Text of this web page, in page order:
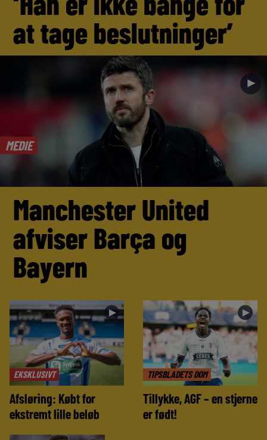
at tage beslutninger’
MEDIE
►
Manchester United
afviser Barça og
Bayern
EKSKLUSIVT
►
Afsløring: Købt for
ekstremt lille beløb
TIPSBLADETS DOM
►
Tillykke, AGF – en stjerne
er født!